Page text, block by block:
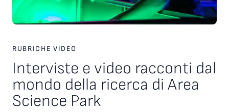
RUBRICHE VIDEO
Interviste e video racconti dal
mondo della ricerca di Area
Science Park